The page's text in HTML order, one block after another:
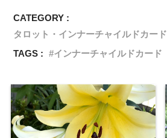
CATEGORY :
タロット・インナーチャイルドカード
TAGS :
インナーチャイルドカード